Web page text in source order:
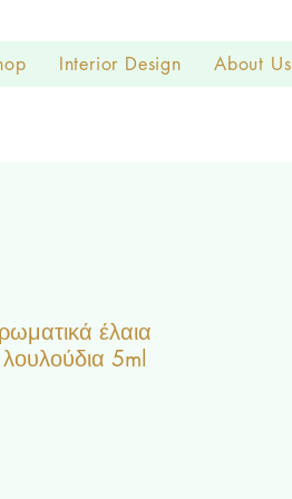
Interior Design About Us
έλαια
5ml